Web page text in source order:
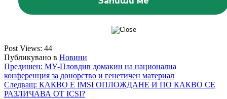
Post Views: 44
Публикувано в Новини
Навигация
Предишен: МУ-Пловдив домакин на национална
конференция за донорство и генетичен материал
Следващ: КАКВО Е IMSI ОПЛОЖДАНЕ И ПО КАКВО СЕ
РАЗЛИЧАВА ОТ ICSI?